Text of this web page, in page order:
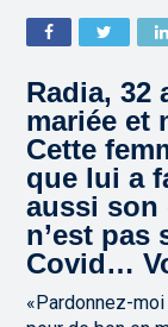
Radia, 32
mariée et
Cette
que lui a
aussi
n’est pas
Covid…
«Pardonnez-